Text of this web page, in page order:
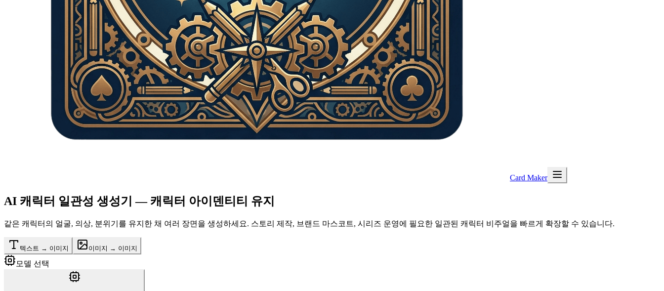
Card Maker
AI 캐릭터 일관성 생성기 — 캐릭터 아이덴티티 유지
같은 캐릭터의 얼굴, 의상, 분위기를 유지한 채 여러 장면을 생성하세요. 스토리 제작, 브랜드 마스코트, 시리즈 운영에 필요한 일관된 캐릭터 비주얼을 빠르게 확장할 수 있습니다.
텍스트 → 이미지 이미지 → 이미지
모델 선택